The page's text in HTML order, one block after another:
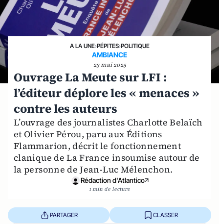
A LA UNE›PÉPITES›POLITIQUE
AMBIANCE
23 mai 2025
Ouvrage La Meute sur LFI :
l’éditeur déplore les « menaces »
contre les auteurs
L’ouvrage des journalistes Charlotte Belaïch
et Olivier Pérou, paru aux Éditions
Flammarion, décrit le fonctionnement
clanique de La France insoumise autour de
la personne de Jean-Luc Mélenchon.
Rédaction d'Atlantico
1 min de lecture
PARTAGER CLASSER